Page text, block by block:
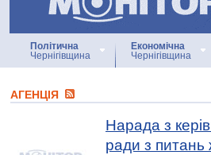
Політична
Чернігівщина
Економічна
Чернігівщина
АГЕНЦIЯ
Нарада з
ради з питань